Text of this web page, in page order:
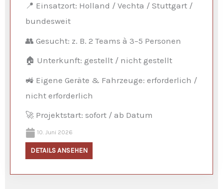
📍 Einsatzort: Holland / Vechta / Stuttgart /
bundesweit
👥 Gesucht: z. B. 2 Teams à 3–5 Personen
🏠 Unterkunft: gestellt / nicht gestellt
🚜 Eigene Geräte & Fahrzeuge: erforderlich /
nicht erforderlich
🚀 Projektstart: sofort / ab Datum
10. Juni 2026
DETAILS ANSEHEN